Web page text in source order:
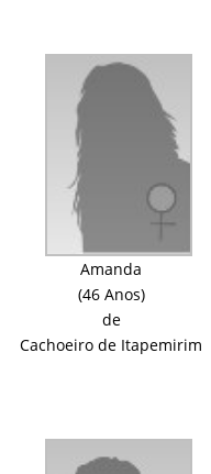
Amanda
(46 Anos)
de
Cachoeiro de Itapemirim